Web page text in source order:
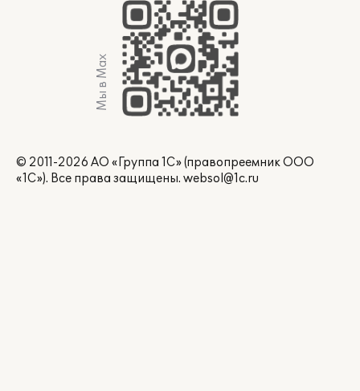
Мы в Max
© 2011-2026 АО «Группа 1С» (правопреемник ООО
«1С»). Все права защищены. websol@1c.ru